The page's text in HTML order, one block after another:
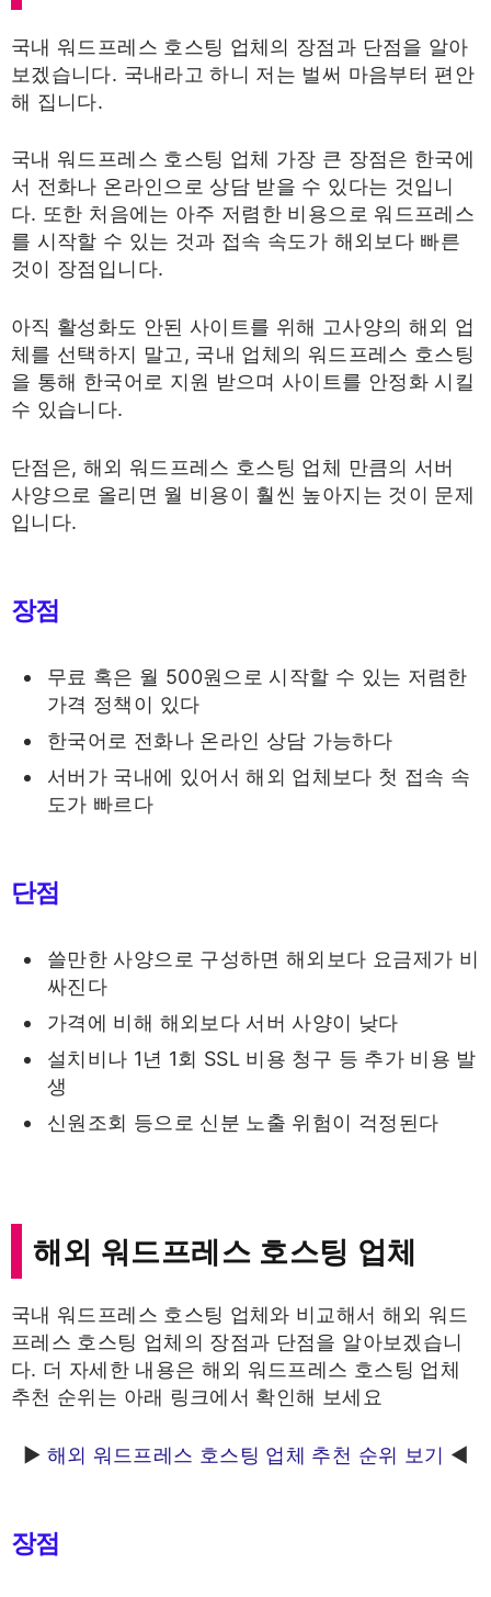
국내 워드프레스 호스팅 업체의 장점과 단점을 알아
보겠습니다. 국내라고 하니 저는 벌써 마음부터 편안
해 집니다.
국내 워드프레스 호스팅 업체 가장 큰 장점은 한국에
서 전화나 온라인으로 상담 받을 수 있다는 것입니
다. 또한 처음에는 아주 저렴한 비용으로 워드프레스
를 시작할 수 있는 것과 접속 속도가 해외보다 빠른
것이 장점입니다.
아직 활성화도 안된 사이트를 위해 고사양의 해외 업
체를 선택하지 말고, 국내 업체의 워드프레스 호스팅
을 통해 한국어로 지원 받으며 사이트를 안정화 시킬
수 있습니다.
단점은, 해외 워드프레스 호스팅 업체 만큼의 서버
사양으로 올리면 월 비용이 훨씬 높아지는 것이 문제
입니다.
장점
무료 혹은 월 500원으로 시작할 수 있는 저렴한
가격 정책이 있다
한국어로 전화나 온라인 상담 가능하다
서버가 국내에 있어서 해외 업체보다 첫 접속 속
도가 빠르다
단점
쓸만한 사양으로 구성하면 해외보다 요금제가 비
싸진다
가격에 비해 해외보다 서버 사양이 낮다
설치비나 1년 1회 SSL 비용 청구 등 추가 비용 발
생
신원조회 등으로 신분 노출 위험이 걱정된다
해외 워드프레스 호스팅 업체
국내 워드프레스 호스팅 업체와 비교해서 해외 워드
프레스 호스팅 업체의 장점과 단점을 알아보겠습니
다. 더 자세한 내용은 해외 워드프레스 호스팅 업체
추천 순위는 아래 링크에서 확인해 보세요
▶ 해외 워드프레스 호스팅 업체 추천 순위 보기 ◀
장점